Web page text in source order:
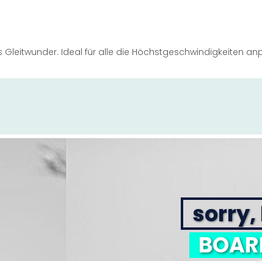
Ideal für alle die Höchstgeschwindigkeiten
sorry,